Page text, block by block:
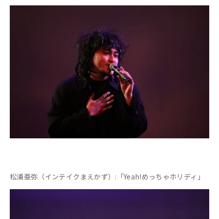
松浦亜弥（インテイクまえかず）:「Yeah!めっちゃホリディ」